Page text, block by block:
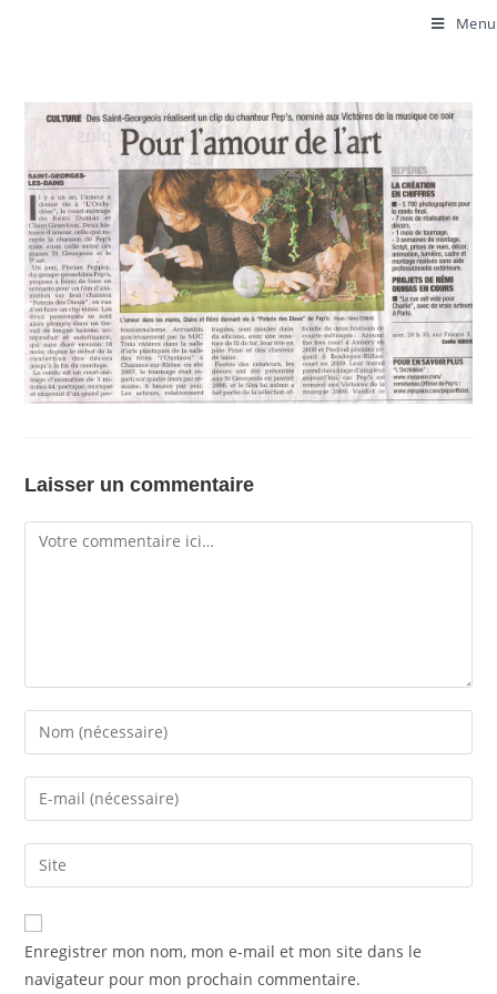
Menu
Laisser un commentaire
Enregistrer mon nom, mon e-mail et mon site dans le
navigateur pour mon prochain commentaire.